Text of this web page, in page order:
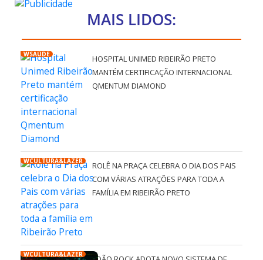
MAIS LIDOS:
WSAÚDE
HOSPITAL UNIMED RIBEIRÃO PRETO
MANTÉM CERTIFICAÇÃO INTERNACIONAL
QMENTUM DIAMOND
WCULTURA&LAZER
ROLÊ NA PRAÇA CELEBRA O DIA DOS PAIS
COM VÁRIAS ATRAÇÕES PARA TODA A
FAMÍLIA EM RIBEIRÃO PRETO
WCULTURA&LAZER